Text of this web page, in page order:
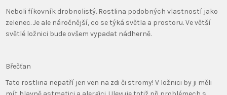
Neboli fíkovník drobnolistý. Rostlina podobných vlastností jako
zelenec. Je ale náročnější, co se týká světla a prostoru. Ve větší
světlé ložnici bude ovšem vypadat nádherně.
Břečťan
Tato rostlina nepatří jen ven na zdi či stromy! V ložnici by ji měli